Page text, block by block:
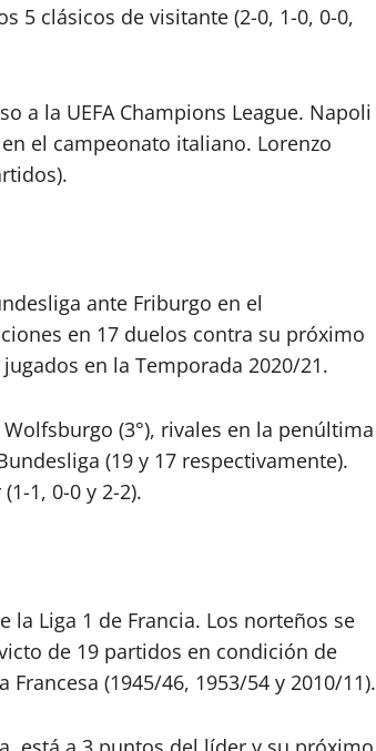
5 clásicos de visitante (2-0, 1-0, 0-0,
a la UEFA Champions League. Napoli
el campeonato italiano. Lorenzo
ante Friburgo en el
en 17 duelos contra su próximo
en la Temporada 2020/21.
(3°), rivales en la penúltima
(19 y 17 respectivamente).
1, 0-0 y 2-2).
la Liga 1 de Francia. Los norteños se
de 19 partidos en condición de
(1945/46, 1953/54 y 2010/11).